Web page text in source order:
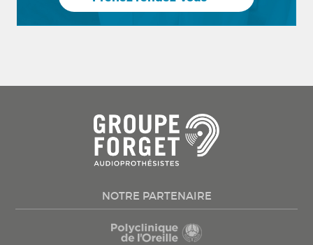
NOTRE PARTENAIRE